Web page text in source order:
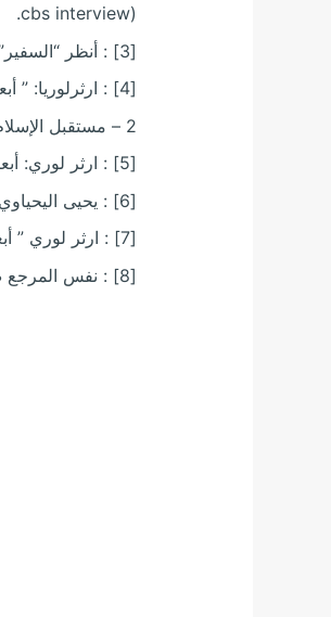
cbs interview).
[3] : أنظر “السفير” 3 / 11 / 2002 .
[4] : ارثرلوريا: ” أبعاد الحملة ضد الإسلام في الإعلام الأمريكي”، دراسة في الخطاب الصهيوني”،.
2 – مستقبل الإسلام السياسي من وجهة نظر أمريكية تقديم احمد يوسف ط 1 – 2001 المركز الثقافي العربي.
[5] : ارثر لوري: أبعاد الحملة …ضد الإسلام”ن مرجع سابق ص 150 – 151 .
[6] : يحيى اليحياوي: ” ***في التكنولوجيا والإعلام…” مرجع سابق ص 57.
[7] : ارثر لوري ” أبعاد الحملة…” مرجع سابق ص 151 – 152.
[8] : نفس المرجع ص 152.